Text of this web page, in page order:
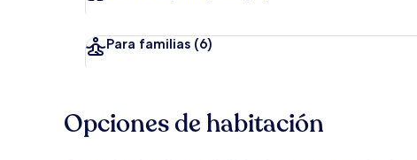
Para familias (6)
Opciones de habitación